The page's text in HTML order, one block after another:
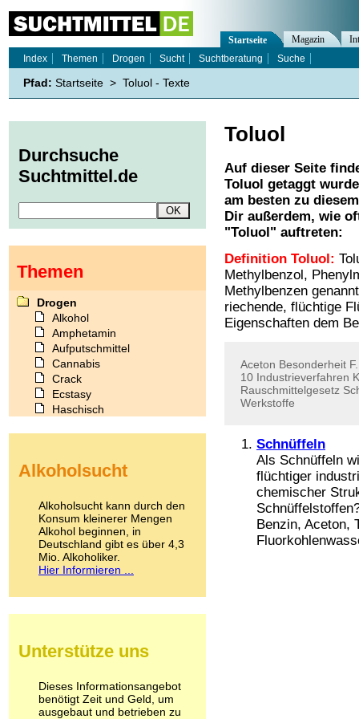
Toluol
Auf dieser Seite
Toluol getaggt
am besten zu
Dir außerdem, wie
"Toluol " auftreten:
Definition Toluol:
Methylbenzol,
Methylbenzen
riechende, flüchtige
Eigenschaften dem
Aceton Besonderheit
10 Industrieverfahren
Rauschmittelgesetz
Werkstoffe
Schnüffeln
Als Schnüffeln
flüchtiger
chemischer
Benzin, Aceton,
Startseite Magazin
Index
Themen Drogen Sucht Suchtberatung Suche
Pfad: Startseite > Toluol - Texte
Durchsuche
Suchtmittel.de
Themen
Drogen
Alkohol
Amphetamin
Aufputschmittel
Cannabis
Crack
Ecstasy
Haschisch
Kokain
LSD
Marihuana
Medikamente
Meskalin
Metamphetamin
Methadon
Pilze
Psychopharmaka
Schlafmittel
Schmerzmittel
Alkoholsucht
Alkoholsucht kann durch den
Konsum kleinerer Mengen
Alkohol beginnen, in
Deutschland gibt es über 4,3
Mio. Alkoholiker.
Hier Informieren ...
Unterstütze uns
Dieses Informationsangebot
benötigt Zeit und Geld, um
ausgebaut und betrieben zu